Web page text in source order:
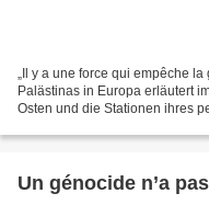
„Il y a une force qui empêche
Palästinas in Europa erläutert
Osten und die Stationen ihres
Un génocide n’a